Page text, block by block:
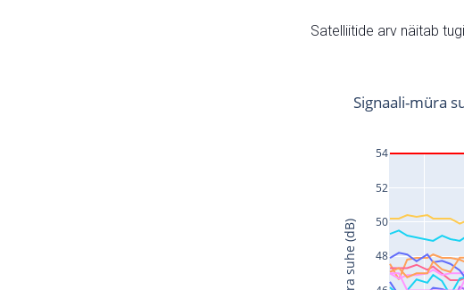
Satelliitide arv näitab